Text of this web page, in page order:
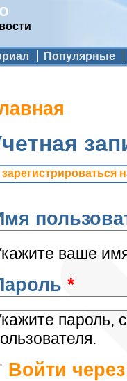
Популярные
здесь
зарегистрироваться
ваше
*
пароль,
Войти